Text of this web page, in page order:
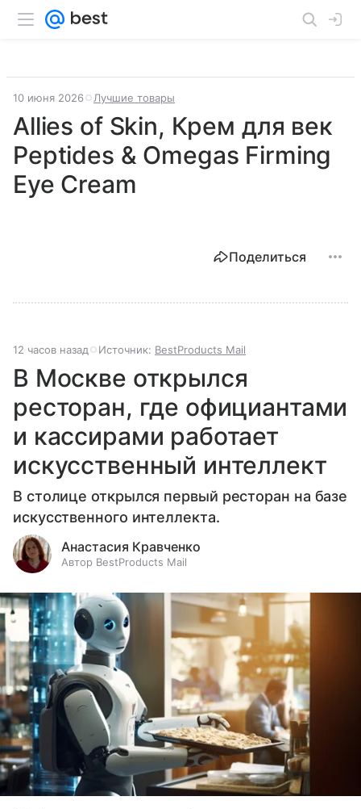
10 июня 2026 Лучшие товары
Allies of Skin, Крем для век
Peptides & Omegas Firming
Eye Cream
Поделиться
12 часов назад Источник: BestProducts Mail
В Москве открылся
ресторан, где официантами
и кассирами работает
искусственный интеллект
В столице открылся первый ресторан на базе
искусственного интеллекта.
Анастасия Кравченко
Автор BestProducts Mail